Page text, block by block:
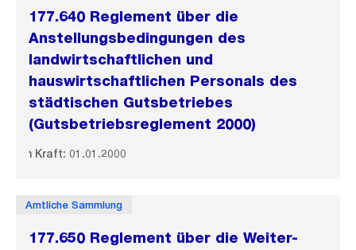
177.640 Reglement über die
Anstellungsbedingungen des
landwirtschaftlichen und
hauswirtschaftlichen Personals des
städtischen Gutsbetriebes
(Gutsbetriebsreglement 2000)
In Kraft: 01.01.2000
Amtliche Sammlung
177.650 Reglement über die Weiter-